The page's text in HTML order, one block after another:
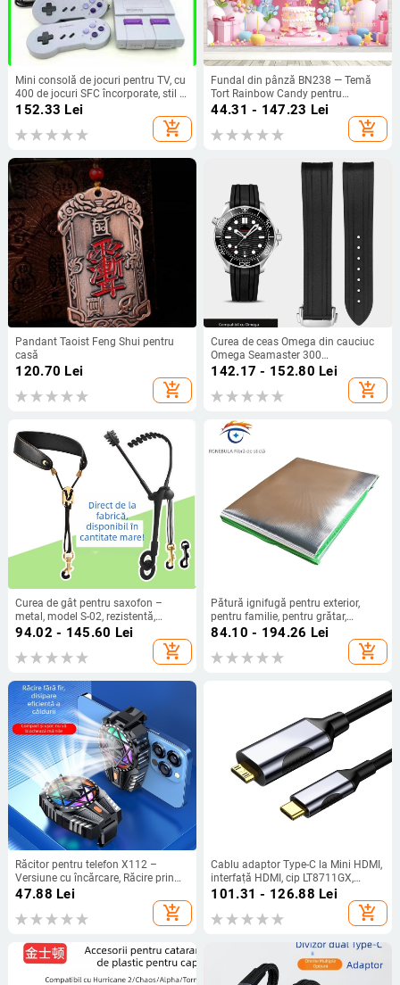
Mini consolă de jocuri pentru TV, cu
400 de jocuri SFC încorporate, stil 8-
bit SNES, ieșire HDMI, 256MB
152.33 Lei
add_shopping_cart
Fundal din pânză BN238 — Temă
Tort Rainbow Candy pentru
fotografierea produselor, Material
44.31 - 147.23 Lei
add_shopping_cart
Pandant Taoist Feng Shui pentru
casă
120.70 Lei
add_shopping_cart
Curea de ceas Omega din cauciuc
Omega Seamaster 300
Speedmaster 007 Observatory,
cataramă pliabilă, curea din silicon,
20 mm
142.17 - 152.80 Lei
add_shopping_cart
Curea de gât pentru saxofon –
metal, model S-02, rezistentă,
potrivită pentru adulți și copii, curea
94.02 - 145.60 Lei
add_shopping_cart
Pătură ignifugă pentru exterior,
pentru familie, pentru grătar,
țesătură din fibră de sticlă cu
acoperire din folie de aluminiu,
rezistentă la foc, impermeabilă,
84.10 - 194.26 Lei
add_shopping_cart
Răcitor pentru telefon X112 –
Versiune cu încărcare, Răcire prin
aer, Silențios, Reglaj în 3 trepte,
47.88 Lei
add_shopping_cart
Cablu adaptor Type-C la Mini HDMI,
interfață HDMI, cip LT8711GX,
viteză de transfer 10 Gbps, lungime
1–3 m, conductor din cupru placat
cu staniu
101.31 - 126.88 Lei
add_shopping_cart